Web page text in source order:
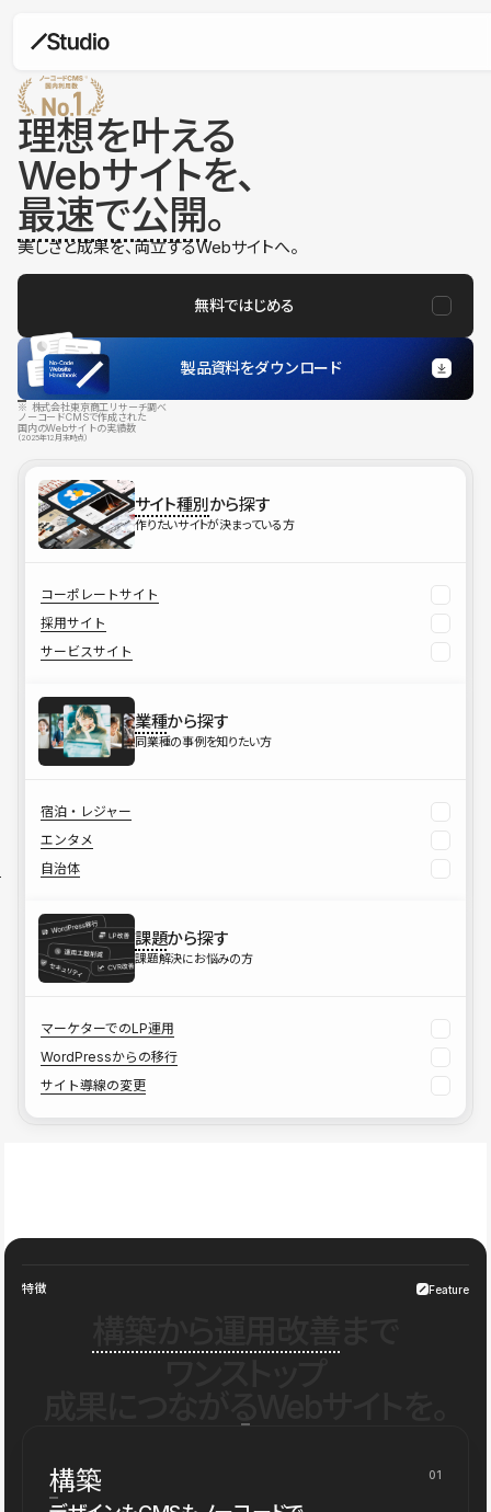
理想を叶える
Webサイトを、
最速で公開。
美しさと成果を、両立するWebサイトへ。
無料ではじめる
製品資料をダウンロード
※ 株式会社東京商工リサーチ調べ
ノーコードCMSで作成された
国内のWebサイトの実績数
（2025年12月末時点）
サイト種別から探す
作りたいサイトが決まっている方
コーポレートサイト
採用サイト
サービスサイト
業種から探す
同業種の事例を知りたい方
宿泊・レジャー
エンタメ
自治体
課題から探す
課題解決にお悩みの方
マーケターでのLP運用
WordPressからの移行
サイト導線の変更
特徴 Feature
構築 01